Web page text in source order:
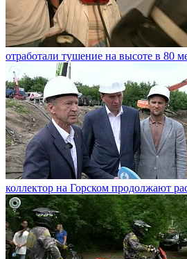
отработали тушение на высоте в 80
коллектор на Горском продолжают